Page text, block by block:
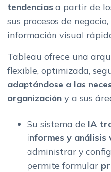
tendencias a partir de
sus procesos de
información visual
Tableau ofrece una
flexible, optimizada,
adaptándose a las
organización y a sus
Su sistema de IA
informes y análisis
administrar y
permite formular